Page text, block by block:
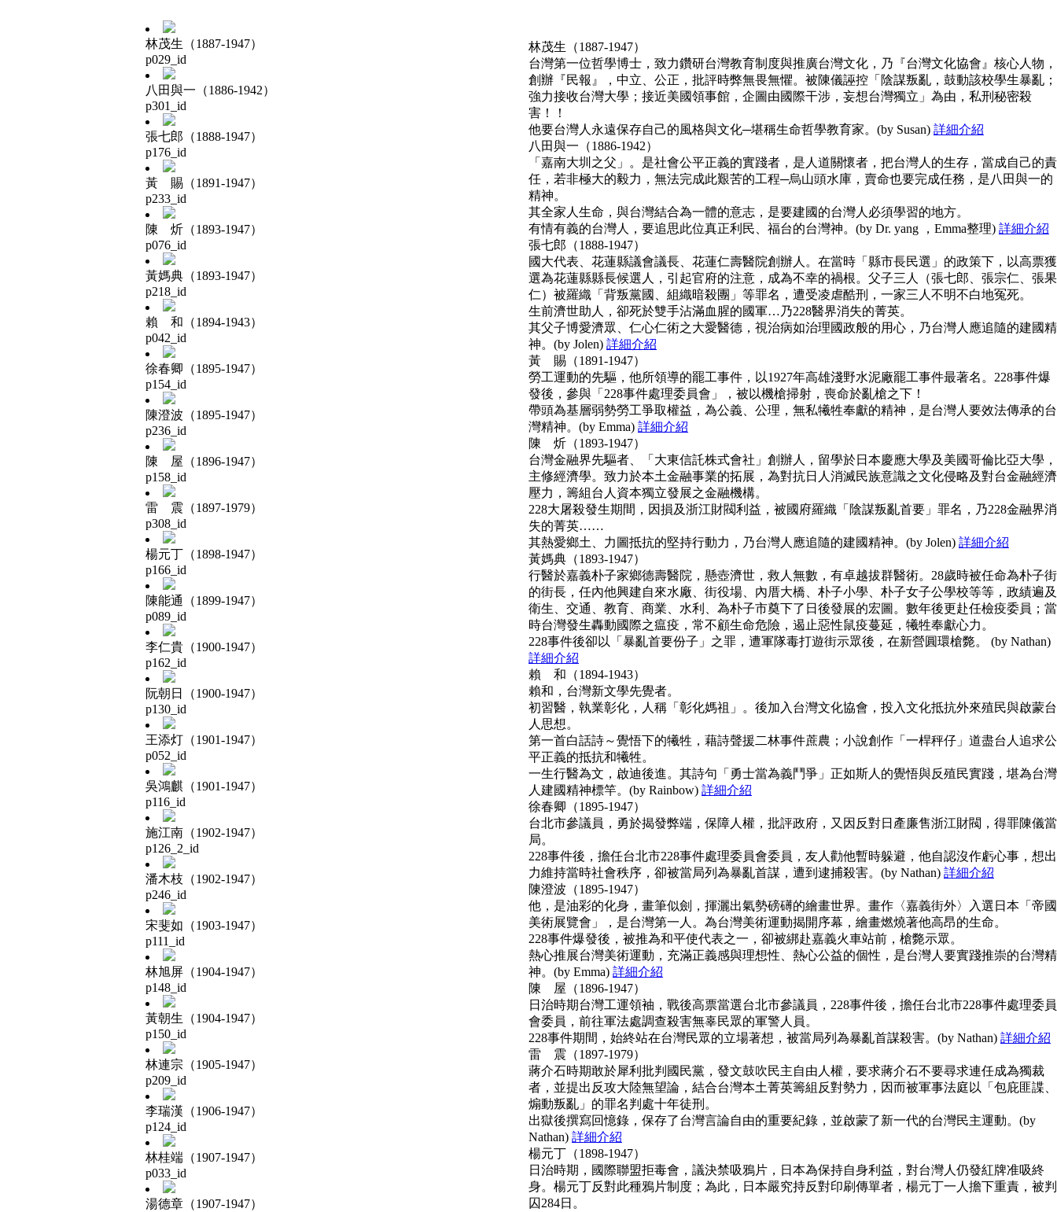
林茂生（1887-1947）
台灣第一位哲學博士，致力鑽研台灣教育制度與推廣台灣文化，乃『台灣文化協會』核心人物，
創辦『民報』，中立、公正，批評時弊無畏無懼。被陳儀誣控「陰謀叛亂，鼓動該校學生暴亂；
強力接收台灣大學；接近美國領事館，企圖由國際干涉，妄想台灣獨立」為由，私刑秘密殺
害！！
他要台灣人永遠保存自己的風格與文化─堪稱生命哲學教育家。(by Susan) 詳細介紹
八田與一（1886-1942）
「嘉南大圳之父」。是社會公平正義的實踐者，是人道關懷者，把台灣人的生存，當成自己的責
任，若非極大的毅力，無法完成此艱苦的工程─烏山頭水庫，賣命也要完成任務，是八田與一的
精神。
其全家人生命，與台灣結合為一體的意志，是要建國的台灣人必須學習的地方。
有情有義的台灣人，要追思此位真正利民、福台的台灣神。(by Dr. yang ，Emma整理) 詳細介紹
張七郎（1888-1947）
國大代表、花蓮縣議會議長、花蓮仁壽醫院創辦人。在當時「縣市長民選」的政策下，以高票獲
選為花蓮縣縣長候選人，引起官府的注意，成為不幸的禍根。父子三人（張七郎、張宗仁、張果
仁）被羅織「背叛黨國、組織暗殺團」等罪名，遭受凌虐酷刑，一家三人不明不白地冤死。
生前濟世助人，卻死於雙手沾滿血腥的國軍…乃228醫界消失的菁英。
其父子博愛濟眾、仁心仁術之大愛醫德，視治病如治理國政般的用心，乃台灣人應追隨的建國精
神。(by Jolen) 詳細介紹
黃 賜（1891-1947）
勞工運動的先驅，他所領導的罷工事件，以1927年高雄淺野水泥廠罷工事件最著名。228事件爆
發後，參與「228事件處理委員會」，被以機槍掃射，喪命於亂槍之下！
帶頭為基層弱勢勞工爭取權益，為公義、公理，無私犧牲奉獻的精神，是台灣人要效法傳承的台
灣精神。(by Emma) 詳細介紹
陳 炘（1893-1947）
台灣金融界先驅者、「大東信託株式會社」創辦人，留學於日本慶應大學及美國哥倫比亞大學，
主修經濟學。致力於本土金融事業的拓展，為對抗日人消滅民族意識之文化侵略及對台金融經濟
壓力，籌組台人資本獨立發展之金融機構。
228大屠殺發生期間，因損及浙江財閥利益，被國府羅織「陰謀叛亂首要」罪名，乃228金融界消
失的菁英……
其熱愛鄉土、力圖抵抗的堅持行動力，乃台灣人應追隨的建國精神。(by Jolen) 詳細介紹
黃媽典（1893-1947）
行醫於嘉義朴子家鄉德壽醫院，懸壺濟世，救人無數，有卓越拔群醫術。28歲時被任命為朴子街
的街長，任內他興建自來水廠、街役場、內厝大橋、朴子小學、朴子女子公學校等等，政績遍及
衛生、交通、教育、商業、水利、為朴子市奠下了日後發展的宏圖。數年後更赴任檢疫委員；當
時台灣發生轟動國際之瘟疫，常不顧生命危險，遏止惡性鼠疫蔓延，犧牲奉獻心力。
228事件後卻以「暴亂首要份子」之罪，遭軍隊毒打遊街示眾後，在新營圓環槍斃。 (by Nathan)
詳細介紹
賴 和（1894-1943）
賴和，台灣新文學先覺者。
初習醫，執業彰化，人稱「彰化媽祖」。後加入台灣文化協會，投入文化抵抗外來殖民與啟蒙台
人思想。
第一首白話詩～覺悟下的犧牲，藉詩聲援二林事件蔗農；小說創作「一桿秤仔」道盡台人追求公
平正義的抵抗和犧牲。
一生行醫為文，啟迪後進。其詩句「勇士當為義鬥爭」正如斯人的覺悟與反殖民實踐，堪為台灣
人建國精神標竿。(by Rainbow) 詳細介紹
徐春卿（1895-1947）
台北市參議員，勇於揭發弊端，保障人權，批評政府，又因反對日產廉售浙江財閥，得罪陳儀當
局。
228事件後，擔任台北市228事件處理委員會委員，友人勸他暫時躲避，他自認沒作虧心事，想出
力維持當時社會秩序，卻被當局列為暴亂首謀，遭到逮捕殺害。(by Nathan) 詳細介紹
陳澄波（1895-1947）
他，是油彩的化身，畫筆似劍，揮灑出氣勢磅礡的繪畫世界。畫作〈嘉義街外〉入選日本「帝國
美術展覽會」，是台灣第一人。為台灣美術運動揭開序幕，繪畫燃燒著他高昂的生命。
228事件爆發後，被推為和平使代表之一，卻被綁赴嘉義火車站前，槍斃示眾。
熱心推展台灣美術運動，充滿正義感與理想性、熱心公益的個性，是台灣人要實踐推崇的台灣精
神。(by Emma) 詳細介紹
陳 屋（1896-1947）
日治時期台灣工運領袖，戰後高票當選台北市參議員，228事件後，擔任台北市228事件處理委員
會委員，前往軍法處調查殺害無辜民眾的軍警人員。
228事件期間，始終站在台灣民眾的立場著想，被當局列為暴亂首謀殺害。(by Nathan) 詳細介紹
雷 震（1897-1979）
蔣介石時期敢於犀利批判國民黨，發文鼓吹民主自由人權，要求蔣介石不要尋求連任成為獨裁
者，並提出反攻大陸無望論，結合台灣本土菁英籌組反對勢力，因而被軍事法庭以「包庇匪諜、
煽動叛亂」的罪名判處十年徒刑。
出獄後撰寫回憶錄，保存了台灣言論自由的重要紀錄，並啟蒙了新一代的台灣民主運動。(by
Nathan) 詳細介紹
楊元丁（1898-1947）
日治時期，國際聯盟拒毒會，議決禁吸鴉片，日本為保持自身利益，對台灣人仍發紅牌准吸終
身。楊元丁反對此種鴉片制度；為此，日本嚴究持反對印刷傳單者，楊元丁一人擔下重責，被判
囚284日。
林茂生（1887-1947）
p029_id
八田與一（1886-1942）
p301_id
張七郎（1888-1947）
p176_id
黃 賜（1891-1947）
p233_id
陳 炘（1893-1947）
p076_id
黃媽典（1893-1947）
p218_id
賴 和（1894-1943）
p042_id
徐春卿（1895-1947）
p154_id
陳澄波（1895-1947）
p236_id
陳 屋（1896-1947）
p158_id
雷 震（1897-1979）
p308_id
楊元丁（1898-1947）
p166_id
陳能通（1899-1947）
p089_id
李仁貴（1900-1947）
p162_id
阮朝日（1900-1947）
p130_id
王添灯（1901-1947）
p052_id
吳鴻麒（1901-1947）
p116_id
施江南（1902-1947）
p126_2_id
潘木枝（1902-1947）
p246_id
宋斐如（1903-1947）
p111_id
林旭屏（1904-1947）
p148_id
黃朝生（1904-1947）
p150_id
林連宗（1905-1947）
p209_id
李瑞漢（1906-1947）
p124_id
林桂端（1907-1947）
p033_id
湯德章（1907-1947）